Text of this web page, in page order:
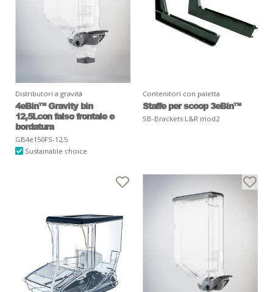
Distributori a gravità
4eBin™ Gravity bin
12,5Lcon falso frontale e
bordatura
GB4e150FS-12,5
Sustainable choice
Contenitori con paletta
Staffe per scoop 3eBin™
SB-Brackets L&R mod2